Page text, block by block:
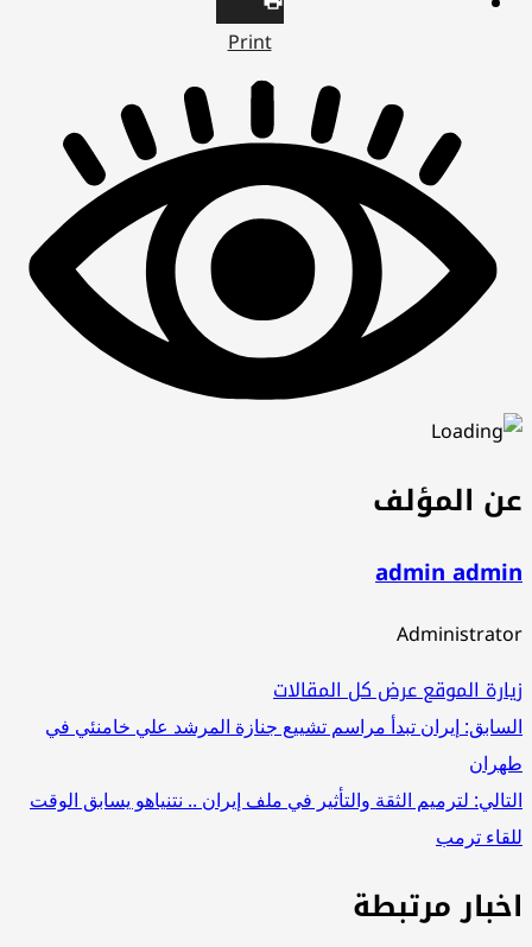
Print
المؤلف
admin
الموقععرض كل المقالات
إيران تبدأ مراسم تشييع جنازة المرشد علي خامنئي في
لترميم الثقة والتأثير في ملف إيران .. نتنياهو يسابق الوقت
ترمب
مرتبطة